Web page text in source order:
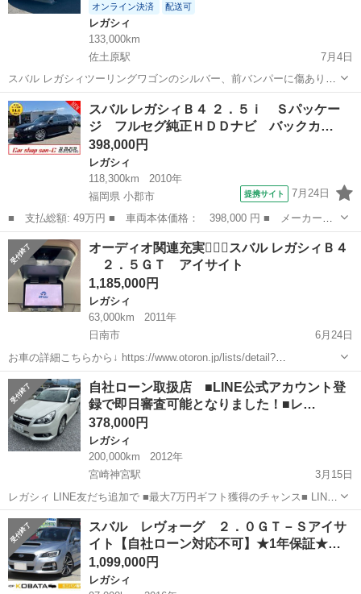
オンライン決済 配送可
レガシィ
133,000km
佐土原駅
7月4日
スバル レガシィツーリングワゴンのシルバー、前バンパーに傷あり。
- モデル: スバル レガシィツーリングワゴン - カラー: シルバー - ダメ
ージ: 前バンパーに傷あり ご覧いただきありがとうございます。...
宮崎 宮崎市
レガシィツーリングワゴン
スバル レガシィＢ４ ２．５ｉ Ｓパッケー
ジ フルセグ純正ＨＤＤナビ バックカ…
398,000円
レガシィ
118,300km
2010年
福岡県 小郡市
提携サイト 7月24日
■ 支払総額: 49万円 ■ 車両本体価格： 398,000 円 ■ メーカー
名： スバル ■ 車種名： レガシィＢ４ ■ グレード名： ２．５
ｉ Ｓパッケージ フルセグ純正ＨＤＤナビ バックカメラ マッキ
ントッシュ Ｂｌ...
福岡 小郡市 レガシィ
オーディオ関連充実🙆🏻‍♀️スバル レガシィＢ４
２．５ＧＴ アイサイト
1,185,000円
レガシィ
63,000km
2011年
日南市
6月24日
お車の詳細こちらから↓ https://www.otoron.jp/lists/detail?
carno=039299 来店不要で全国対応中🗾(※沖縄/北海道/離島除く) 携帯
さえあれば即日審査・契約もできちゃう✨...
宮崎 日南市 レガシィ アイサイト
自社ローン取扱店 ■LINE公式アカウント登
録で即日審査可能となりました！■レ…
378,000円
レガシィ
200,000km
2012年
宮崎神宮駅
3月15日
レガシィ LINE友だち追加で ■最大7万円ギフト獲得のチャンス■ LINE
友だち追加↓で来店不要でスピード審査可能になりました！
http://nav.cx/eOELP9O このURLをタップまた...
宮崎 宮崎市 レガシィ
スバル レヴォーグ ２．０ＧＴ－Ｓアイサ
イト【自社ローン対応不可】★1年保証★…
1,099,000円
レガシィ